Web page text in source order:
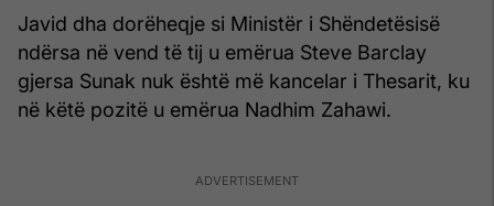
Javid dha dorëheqje si Ministër i Shëndetësisë
ndërsa në vend të tij u emërua Steve Barclay
gjersa Sunak nuk është më kancelar i Thesarit, ku
në këtë pozitë u emërua Nadhim Zahawi.